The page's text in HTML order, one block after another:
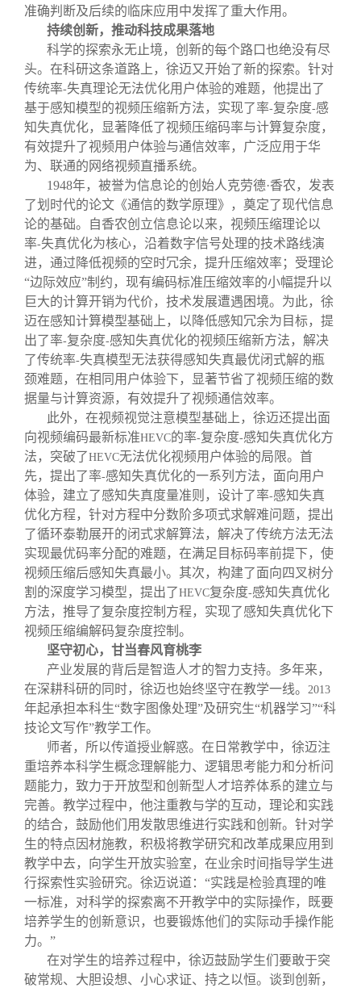
准确判断及后续的临床应用中发挥了重大作用。
持续创新，推动科技成果落地
科学的探索永无止境，创新的每个路口也绝没有尽
头。在科研这条道路上，徐迈又开始了新的探索。针对
传统率-失真理论无法优化用户体验的难题，他提出了
基于感知模型的视频压缩新方法，实现了率-复杂度-感
知失真优化，显著降低了视频压缩码率与计算复杂度，
有效提升了视频用户体验与通信效率，广泛应用于华
为、联通的网络视频直播系统。
1948年，被誉为信息论的创始人克劳德·香农，发表
了划时代的论文《通信的数学原理》，奠定了现代信息
论的基础。自香农创立信息论以来，视频压缩理论以
率-失真优化为核心，沿着数字信号处理的技术路线演
进，通过降低视频的空时冗余，提升压缩效率；受理论
“边际效应”制约，现有编码标准压缩效率的小幅提升以
巨大的计算开销为代价，技术发展遭遇困境。为此，徐
迈在感知计算模型基础上，以降低感知冗余为目标，提
出了率-复杂度-感知失真优化的视频压缩新方法，解决
了传统率-失真模型无法获得感知失真最优闭式解的瓶
颈难题，在相同用户体验下，显著节省了视频压缩的数
据量与计算资源，有效提升了视频通信效率。
此外，在视频视觉注意模型基础上，徐迈还提出面
向视频编码最新标准HEVC的率-复杂度-感知失真优化方
法，突破了HEVC无法优化视频用户体验的局限。首
先，提出了率-感知失真优化的一系列方法，面向用户
体验，建立了感知失真度量准则，设计了率-感知失真
优化方程，针对方程中分数阶多项式求解难问题，提出
了循环泰勒展开的闭式求解算法，解决了传统方法无法
实现最优码率分配的难题，在满足目标码率前提下，使
视频压缩后感知失真最小。其次，构建了面向四叉树分
割的深度学习模型，提出了HEVC复杂度-感知失真优化
方法，推导了复杂度控制方程，实现了感知失真优化下
视频压缩编解码复杂度控制。
坚守初心，甘当春风育桃李
产业发展的背后是智造人才的智力支持。多年来，
在深耕科研的同时，徐迈也始终坚守在教学一线。 2013
年起承担本科生“数字图像处理”及研究生“机器学习”“科
技论文写作”教学工作。
师者，所以传道授业解惑。在日常教学中，徐迈注
重培养本科学生概念理解能力、逻辑思考能力和分析问
题能力，致力于开放型和创新型人才培养体系的建立与
完善。教学过程中，他注重教与学的互动，理论和实践
的结合，鼓励他们用发散思维进行实践和创新。针对学
生的特点因材施教，积极将教学研究和改革成果应用到
教学中去，向学生开放实验室，在业余时间指导学生进
行探索性实验研究。徐迈说道：“实践是检验真理的唯
一标准，对科学的探索离不开教学中的实际操作，既要
培养学生的创新意识，也要锻炼他们的实际动手操作能
力。”
在对学生的培养过程中，徐迈鼓励学生们要敢于突
破常规、大胆设想、小心求证、持之以恒。谈到创新，